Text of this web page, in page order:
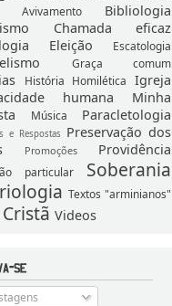
Avivamento
Bibliologia
Chamada eficaz
Eleição Escatologia
Graça comum
História Homilética Igreja
humana
Minha
Música Paracletologia
e Respostas
Preservação dos
Promoções Providência
particular
Soberania
Textos "arminianos"
Videos